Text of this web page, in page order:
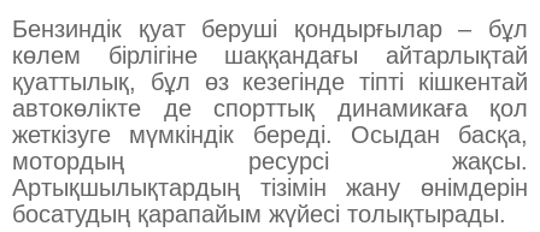
Бензиндік қуат беруші қондырғылар – бұл
көлем бірлігіне шаққандағы айтарлықтай
қуаттылық, бұл өз кезегінде тіпті кішкентай
автокөлікте де спорттық динамикаға қол
жеткізуге мүмкіндік береді. Осыдан басқа,
мотордың ресурсі жақсы.
Артықшылықтардың тізімін жану өнімдерін
босатудың қарапайым жүйесі толықтырады.